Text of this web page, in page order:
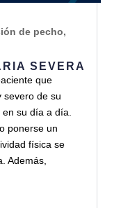
SEVERA
de pecho,
que
severo de su
su día a día.
ponerse un
física se
Además,